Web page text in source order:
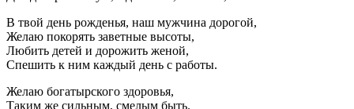
В твой день рожденья, наш мужчина дорогой,
Желаю покорять заветные высоты,
Любить детей и дорожить женой,
Спешить к ним каждый день с работы.
Желаю богатырского здоровья,
Таким же сильным, смелым быть.